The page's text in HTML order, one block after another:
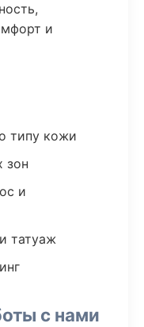
и
типу кожи
зон
и
татуаж
с нами